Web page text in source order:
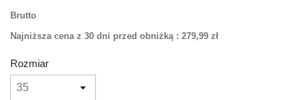
Brutto
Najniższa cena z 30 dni przed obniżką : 279,99 zł
Rozmiar